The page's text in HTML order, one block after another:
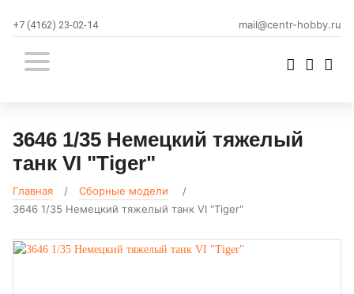
mail@centr-hobby.ru
+7 (4162) 23-02-14
3646 1/35 Немецкий тяжелый
танк VI "Tiger"
Главная
Сборные модели
3646 1/35 Немецкий тяжелый танк VI "Tiger"